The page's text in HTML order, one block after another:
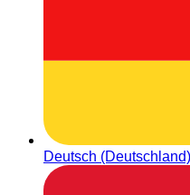
Deutsch (Deutschland)